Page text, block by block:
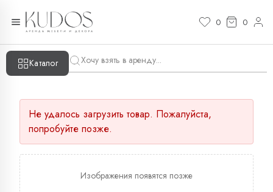
0 0
Каталог
Не удалось загрузить товар. Пожалуйста,
попробуйте позже.
Изображения появятся позже